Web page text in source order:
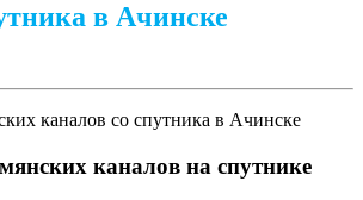
в Ачинске
каналов на спутнике